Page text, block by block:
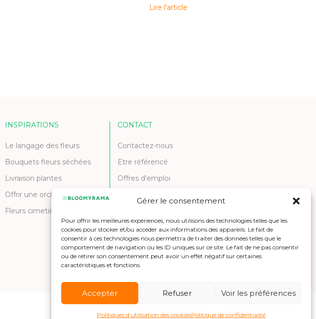
Gérer le consentement
Pour offrir les meilleures expériences, nous utilisons des technologies telles que les
cookies pour stocker et/ou accéder aux informations des appareils. Le fait de
consentir à ces technologies nous permettra de traiter des données telles que le
comportement de navigation ou les ID uniques sur ce site. Le fait de ne pas consentir
ou de retirer son consentement peut avoir un effet négatif sur certaines
caractéristiques et fonctions.
Accepter Refuser Voir les préférences
Politiques d’utilisation des cookiesPolitique de confidentialité
Lire l'article
INSPIRATIONS
Le langage des fleurs
Bouquets fleurs séchées
Livraison plantes
Offrir une orchidée
Fleurs cimetière et deuil
CONTACT
Contactez-nous
Etre référencé
Offres d'emploi